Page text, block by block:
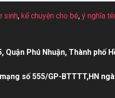
sinh, kể chuyện cho bé, ý nghĩa
Phú Nhuận, Thành phố
số 555/GP-BTTTT,HN